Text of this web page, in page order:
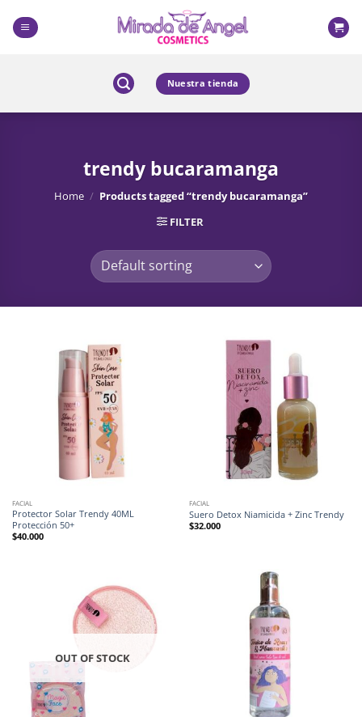
content
Nuestra tienda
trendy bucaramanga
Home / Products tagged “trendy bucaramanga”
FILTER
FACIAL
Protector Solar Trendy 40ML
Protección 50+
$40.000
FACIAL
Suero Detox Niamicida + Zinc Trendy
$32.000
OUT OF STOCK